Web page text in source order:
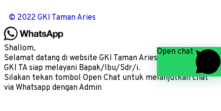
© 2022 GKI Taman Aries
Open chat
Shallom,
Selamat datang di website GKI Taman Aries, kami Admin
GKI TA siap melayani Bapak/Ibu/Sdr/i.
Silakan tekan tombol Open Chat untuk melanjutkan chat
via Whatsapp dengan Admin